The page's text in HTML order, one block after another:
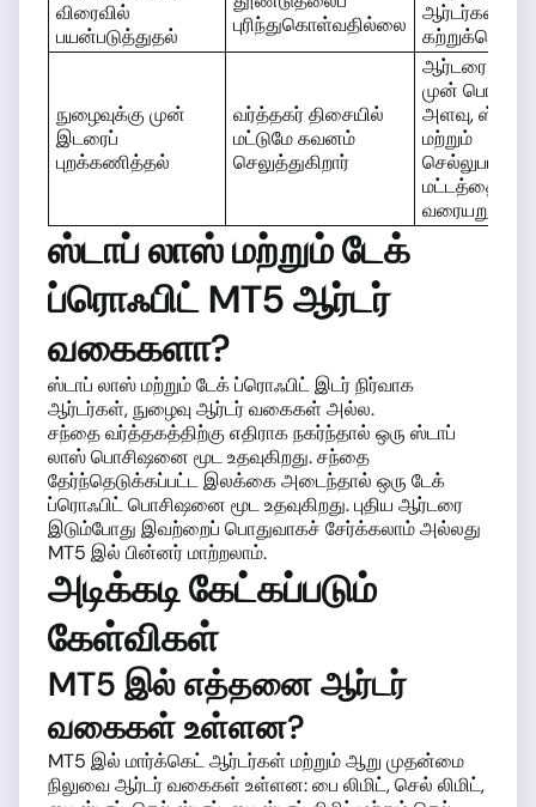
விரைவில்
பயன்படுத்துதல்
புரிந்துகொள்வதில்லை
ஆர்டர்களைக்
நுழைவுக்கு முன்
இடரைப்
புறக்கணித்தல்
வர்த்தகர் திசையில்
மட்டுமே கவனம்
செலுத்துகிறார்
ஆர்டரை
முன்
அளவு, ஸ்டாப்
மற்றும்
மட்டத்தை
வரையறுங்கள்
ஸ்டாப் லாஸ் மற்றும் டேக்
ப்ரொஃபிட் MT5 ஆர்டர்
வகைகளா?
ஸ்டாப் லாஸ் மற்றும் டேக் ப்ரொஃபிட் இடர் நிர்வாக
ஆர்டர்கள், நுழைவு ஆர்டர் வகைகள் அல்ல.
சந்தை வர்த்தகத்திற்கு எதிராக நகர்ந்தால் ஒரு ஸ்டாப்
லாஸ் பொசிஷனை மூட உதவுகிறது. சந்தை
தேர்ந்தெடுக்கப்பட்ட இலக்கை அடைந்தால் ஒரு டேக்
ப்ரொஃபிட் பொசிஷனை மூட உதவுகிறது. புதிய ஆர்டரை
இடும்போது இவற்றைப் பொதுவாகச் சேர்க்கலாம் அல்லது
MT5 இல் பின்னர் மாற்றலாம்.
அடிக்கடி கேட்கப்படும்
கேள்விகள்
MT5 இல் எத்தனை ஆர்டர்
வகைகள் உள்ளன?
MT5 இல் மார்க்கெட் ஆர்டர்கள் மற்றும் ஆறு முதன்மை
நிலுவை ஆர்டர் வகைகள் உள்ளன: பை லிமிட், செல் லிமிட்,